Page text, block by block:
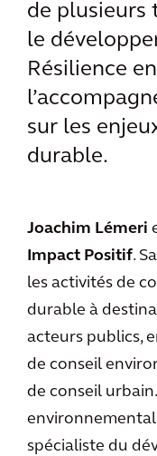
de plusieurs
le
Résilience
sur les
durable.
Joachim Lémeri
Impact Positif.
les activités de
durable à
acteurs publics,
de conseil
de conseil
spécialiste du